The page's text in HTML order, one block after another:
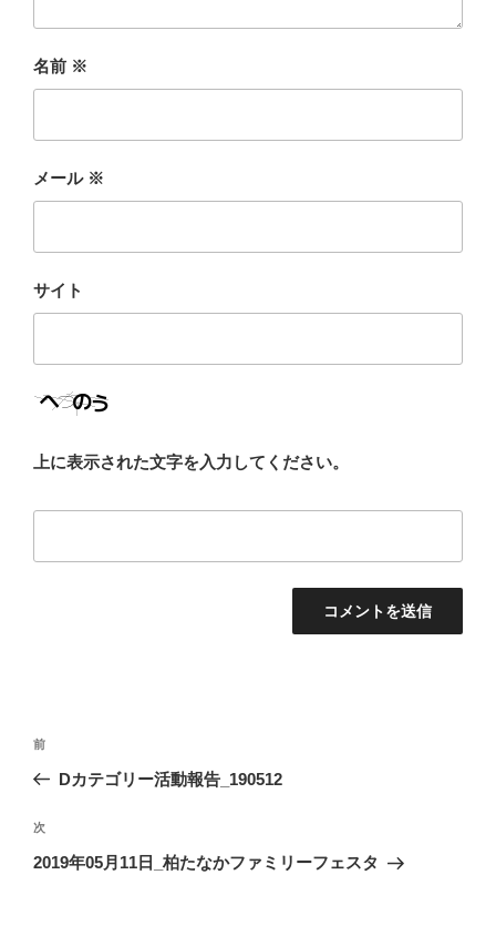
名前 ※
メール ※
サイト
上に表示された文字を入力してください。
投
ビ
ゲ
前
の
稿
前
Dカテゴリー活動報告_190512
次
の
次
2019年05月11日_柏たなかファミリーフェスタ